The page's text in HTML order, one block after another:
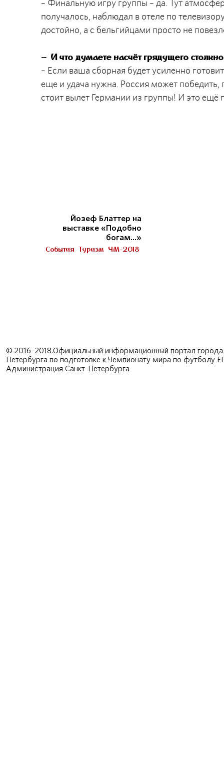
– Финальную игру группы – да. Тут
получалось, наблюдал в отеле по
достойно, а с бельгийцами просто не
– И что думаете насчёт грядущего
– Если ваша сборная будет усиленно
еще и удача нужна. Россия может
стоит вылет Германии из группы! И это ещё
Йозеф Блаттер на
выставке «Подобно
богам...»
События Туризм ЧМ-2018
© 2016–2018.Официальный информационный портал
Петербурга по подготовке к Чемпионату мира по футболу
Администрация Санкт-Петербурга